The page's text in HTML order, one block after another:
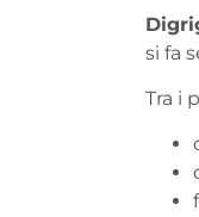
si fa
Tra i